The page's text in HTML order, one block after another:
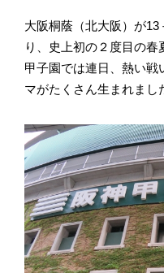
大阪桐蔭（北大阪）が
り、史上初の２度目の春
甲子園では連日、熱い戦
マがたくさん生まれまし